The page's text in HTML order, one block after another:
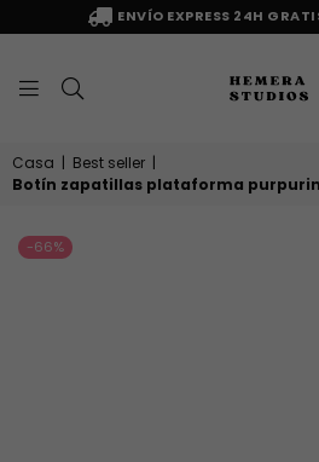
ENVÍO EXPRESS 24H
Casa | Best seller |
Botín zapatillas plataforma
-66%